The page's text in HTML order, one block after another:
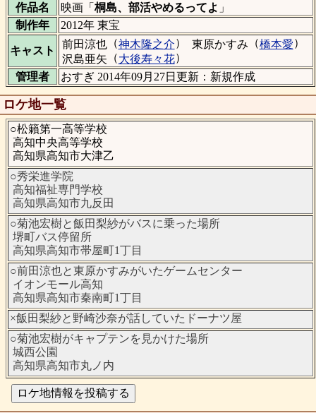
作品名 映画「 桐島、部活やめるってよ 」
制作年
2012年 東宝
キャスト
前田涼也 （神木隆之介） 東原かすみ （橋本愛）
沢島亜矢 （大後寿々花）
管理者
おすぎ 2014年09月27日更新：新規作成
ロケ地一覧
○松籟第一高等学校
高知中央高等学校
高知県高知市大津乙
○秀栄進学院
高知福祉専門学校
高知県高知市九反田
○菊池宏樹と飯田梨紗がバスに乗った場所
堺町バス停留所
高知県高知市帯屋町1丁目
○前田涼也と東原かすみがいたゲームセンター
イオンモール高知
高知県高知市秦南町1丁目
×飯田梨紗と野崎沙奈が話していたドーナツ屋
○菊池宏樹がキャプテンを見かけた場所
城西公園
高知県高知市丸ノ内